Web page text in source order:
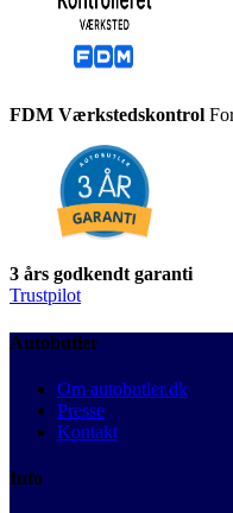
FDM Værkstedskontrol
3 års godkendt garanti
Trustpilot
Autobutler
Om autobutler.dk
Presse
Kontakt
Info